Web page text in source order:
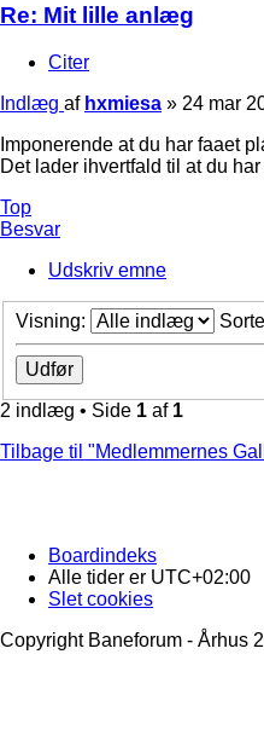
Re: Mit lille anlæg
Citer
Indlæg af hxmiesa » 24 mar
Imponerende at du har faaet
Det lader ihvertfald til at du
Top
Besvar
Udskriv emne
Visning:
2 indlæg • Side 1 af 1
Tilbage til "Medlemmernes
Boardindeks
Alle tider er UTC+02:00
Slet cookies
Copyright Baneforum - Århus